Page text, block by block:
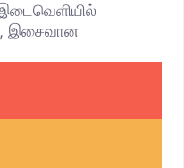
இசைவான